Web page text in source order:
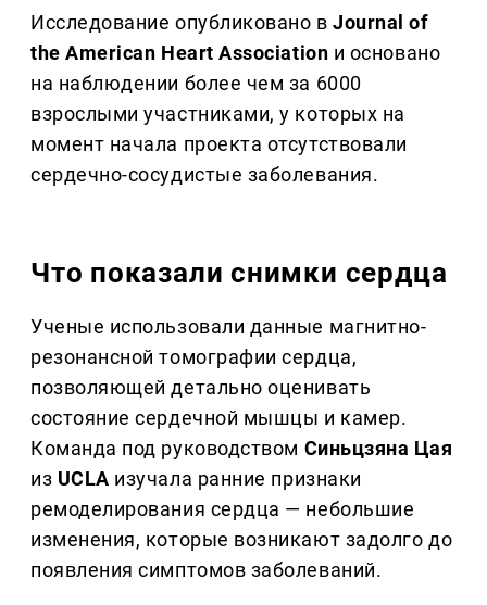
Исследование опубликовано вJournal of
the American Heart Association и основано
на наблюдении более чем за 6000
взрослыми участниками, у которых на
момент начала проекта отсутствовали
сердечно-сосудистые заболевания.
Что показали снимки сердца
Ученые использовали данные магнитно-
резонансной томографии сердца,
позволяющей детально оценивать
состояние сердечной мышцы и камер.
Команда под руководством Синьцзяна Цая
из UCLA изучала ранние признаки
ремоделирования сердца — небольшие
изменения, которые возникают задолго до
появления симптомов заболеваний.